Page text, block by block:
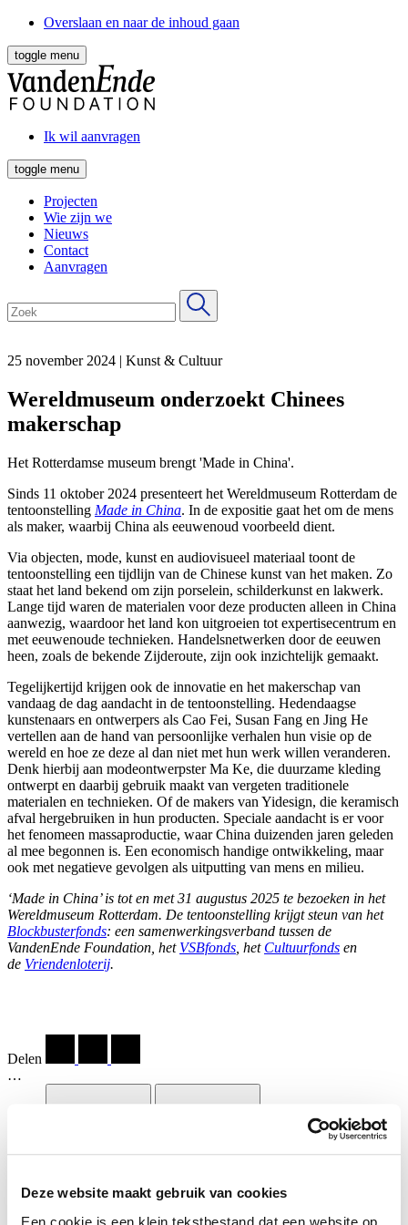
Deze website maakt gebruik van cookies
Een cookie is een klein tekstbestand dat een website op
Overslaan en naar de inhoud gaan
toggle menu
Ik wil aanvragen
toggle menu
Projecten
Wie zijn we
Nieuws
Contact
Aanvragen
25 november 2024 | Kunst & Cultuur
Wereldmuseum onderzoekt Chinees
makerschap
Het Rotterdamse museum brengt 'Made in China'.
Sinds 11 oktober 2024 presenteert het Wereldmuseum Rotterdam de
tentoonstelling Made in China. In de expositie gaat het om de mens
als maker, waarbij China als eeuwenoud voorbeeld dient.
Via objecten, mode, kunst en audiovisueel materiaal toont de
tentoonstelling een tijdlijn van de Chinese kunst van het maken. Zo
staat het land bekend om zijn porselein, schilderkunst en lakwerk.
Lange tijd waren de materialen voor deze producten alleen in China
aanwezig, waardoor het land kon uitgroeien tot expertisecentrum en
met eeuwenoude technieken. Handelsnetwerken door de eeuwen
heen, zoals de bekende Zijderoute, zijn ook inzichtelijk gemaakt.
Tegelijkertijd krijgen ook de innovatie en het makerschap van
vandaag de dag aandacht in de tentoonstelling. Hedendaagse
kunstenaars en ontwerpers als Cao Fei, Susan Fang en Jing He
vertellen aan de hand van persoonlijke verhalen hun visie op de
wereld en hoe ze deze al dan niet met hun werk willen veranderen.
Denk hierbij aan modeontwerpster Ma Ke, die duurzame kleding
ontwerpt en daarbij gebruik maakt van vergeten traditionele
materialen en technieken. Of de makers van Yidesign, die keramisch
afval hergebruiken in hun producten. Speciale aandacht is er voor
het fenomeen massaproductie, waar China duizenden jaren geleden
al mee begonnen is. Een economisch handige ontwikkeling, maar
ook met negatieve gevolgen als uitputting van mens en milieu.
‘Made in China’ is tot en met 31 augustus 2025 te bezoeken in het
Wereldmuseum Rotterdam. De tentoonstelling krijgt steun van het
Blockbusterfonds: een samenwerkingsverband tussen de
VandenEnde Foundation, het VSBfonds , het Cultuurfonds en
de Vriendenloterij.
Delen
…
Li Xiaofeng , Past Presence 1, Beijing, 2016, met dank